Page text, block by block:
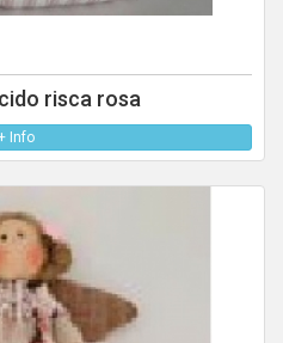
risca rosa
Info